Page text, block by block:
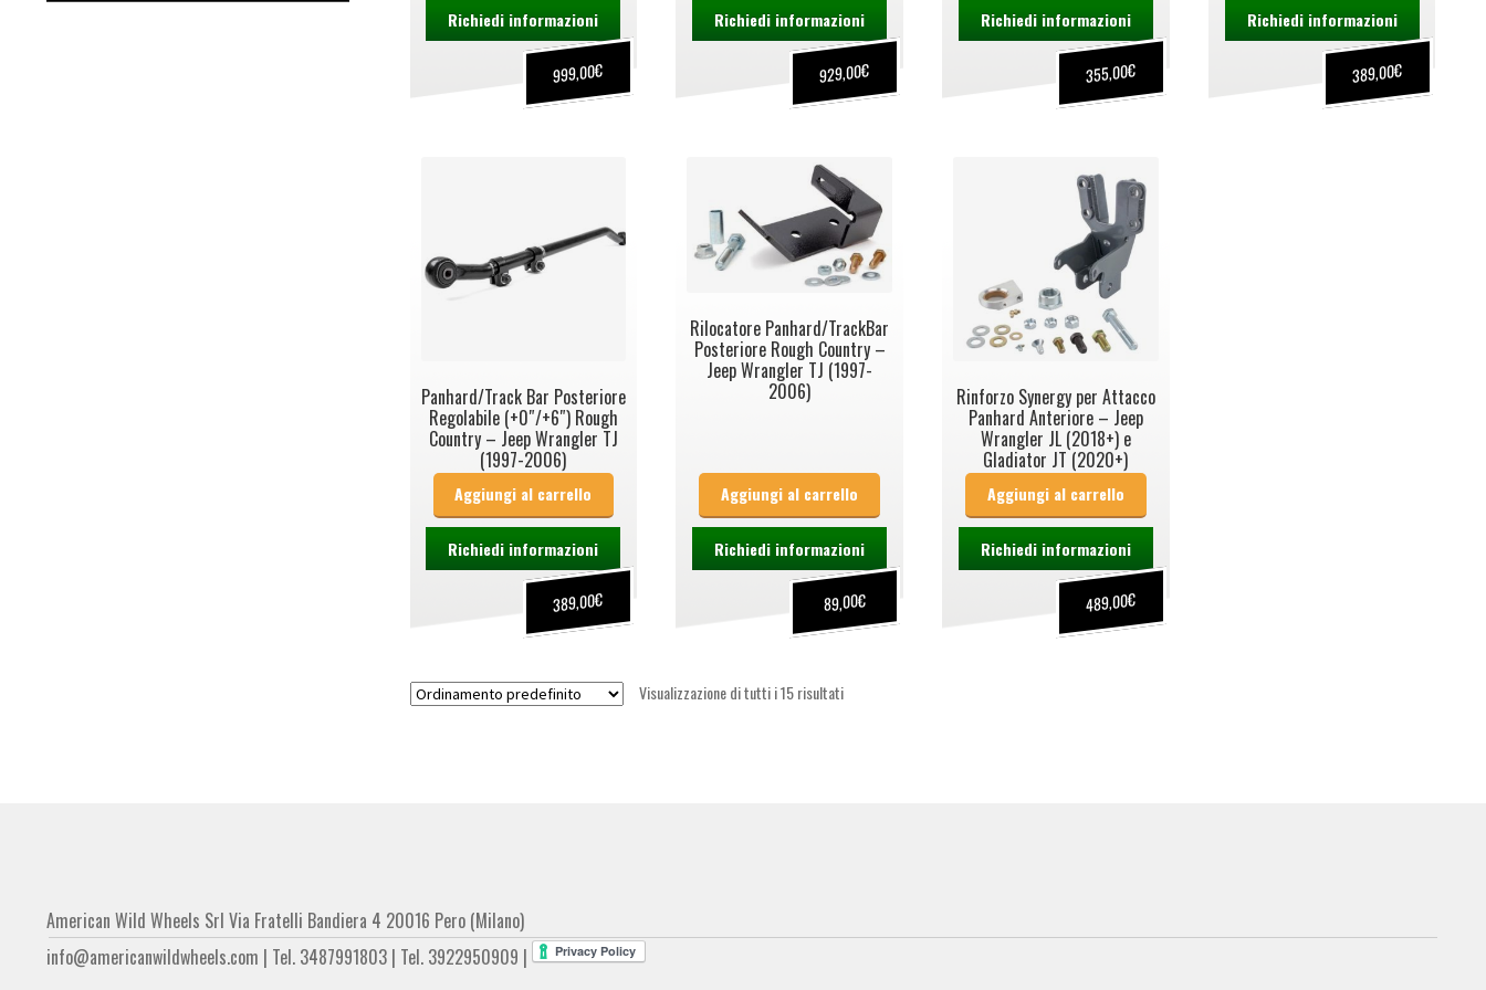
999,00€
Richiedi informazioni
929,00€
Richiedi informazioni
355,00€
Richiedi informazioni
389,00€
Richiedi informazioni
Panhard/Track Bar Posteriore
Regolabile (+0″/+6″) Rough
Country – Jeep Wrangler TJ
(1997-2006)
389,00€
Aggiungi al carrello
Richiedi informazioni
Rilocatore Panhard/TrackBar
Posteriore Rough Country –
Jeep Wrangler TJ (1997-
2006)
89,00€
Aggiungi al carrello
Richiedi informazioni
Rinforzo Synergy per Attacco
Panhard Anteriore – Jeep
Wrangler JL (2018+) e
Gladiator JT (2020+)
489,00€
Aggiungi al carrello
Richiedi informazioni
Visualizzazione di tutti i 15 risultati
American Wild Wheels Srl Via Fratelli Bandiera 4 20016 Pero (Milano)
info@americanwildwheels.com | Tel. 3487991803 | Tel. 3922950909 |